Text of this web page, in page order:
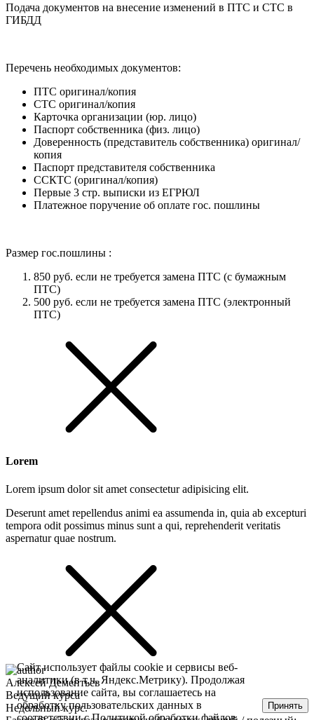
Подача документов на внесение изменений в ПТС и СТС в
ГИБДД
Перечень необходимых документов:
ПТС оригинал/копия
СТС оригинал/копия
Карточка организации (юр. лицо)
Паспорт собственника (физ. лицо)
Доверенность (представитель собственника) оригинал/
копия
Паспорт представителя собственника
ССКТС (оригинал/копия)
Первые 3 стр. выписки из ЕГРЮЛ
Платежное поручение об оплате гос. пошлины
Размер гос.пошлины :
850 руб. если не требуется замена ПТС (с бумажным
ПТС)
500 руб. если не требуется замена ПТС (электронный
ПТС)
Lorem
Lorem ipsum dolor sit amet consectetur adipisicing elit.
Deserunt amet repellendus animi ea assumenda in, quia ab excepturi
tempora odit possimus minus sunt a qui, reprehenderit veritatis
aspernatur quae nostrum.
Алексей Дементьев
Ведущий курса
Недельный курс.
Сайт использует файлы cookie и сервисы веб-
аналитики (в т.ч. Яндекс.Метрику). Продолжая
использование сайта, вы соглашаетесь на
обработку пользовательских данных в
соответствии сПолитикой обработки файлов
Принять